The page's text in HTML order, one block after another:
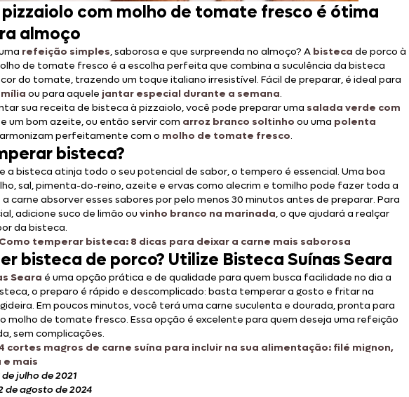
com molho de tomate fresco é ótima
almoço
refeição simples, saborosa e que surpreenda no almoço? A bisteca de porco à
de tomate fresco é a escolha perfeita que combina a suculência da bisteca
do tomate, trazendo um toque italiano irresistível. Fácil de preparar, é ideal para
ou para aquele jantar especial durante a semana.
sua receita de bisteca à pizzaiolo, você pode preparar uma salada verde com
e um bom azeite, ou então servir com arroz branco soltinho ou uma polenta
perfeitamente com o molho de tomate fresco.
bisteca?
a bisteca atinja todo o seu potencial de sabor, o tempero é essencial. Uma boa
sal, pimenta-do-reino, azeite e ervas como alecrim e tomilho pode fazer toda a
carne absorver esses sabores por pelo menos 30 minutos antes de preparar. Para
adicione suco de limão ou vinho branco na marinada, o que ajudará a realçar
da bisteca.
Como temperar bisteca: 8 dicas para deixar a carne mais saborosa
bisteca de porco? Utilize Bisteca Suínas Seara
Seara é uma opção prática e de qualidade para quem busca facilidade no dia a
o preparo é rápido e descomplicado: basta temperar a gosto e fritar na
Em poucos minutos, você terá uma carne suculenta e dourada, pronta para
molho de tomate fresco. Essa opção é excelente para quem deseja uma refeição
sem complicações.
cortes magros de carne suína para incluir na sua alimentação: filé mignon,
mais
julho de 2021
de agosto de 2024